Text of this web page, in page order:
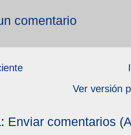
comentario
Ver versión
Enviar comentarios